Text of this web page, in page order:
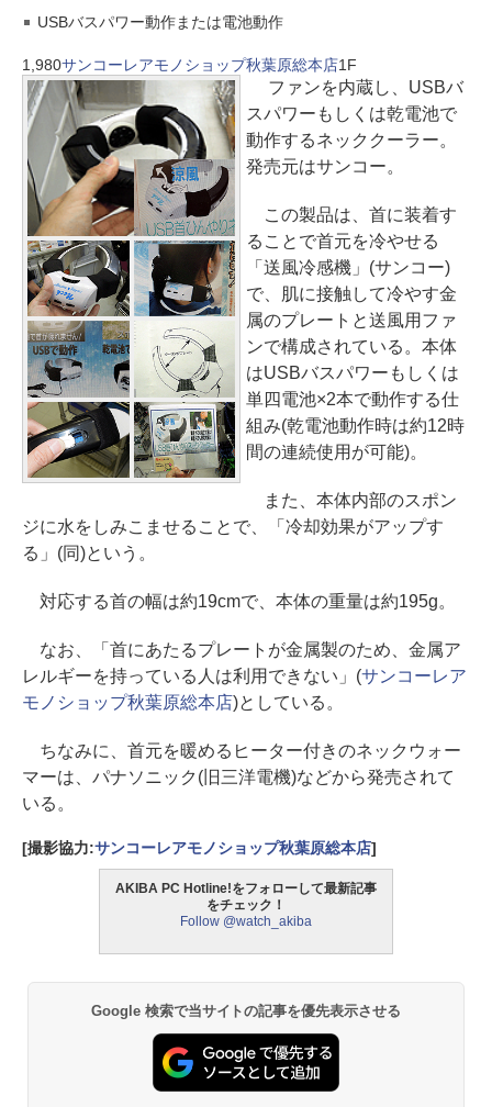
USBバスパワー動作または電池動作
1,980サンコーレアモノショップ秋葉原総本店1F
ファンを内蔵し、USBバ
スパワーもしくは乾電池で
動作するネッククーラー。
発売元はサンコー。
この製品は、首に装着す
ることで首元を冷やせる
「送風冷感機」(サンコー)
で、肌に接触して冷やす金
属のプレートと送風用ファ
ンで構成されている。本体
はUSBバスパワーもしくは
単四電池×2本で動作する仕
組み(乾電池動作時は約12時
間の連続使用が可能)。
また、本体内部のスポン
ジに水をしみこませることで、「冷却効果がアップす
る」(同)という。
対応する首の幅は約19cmで、本体の重量は約195g。
なお、「首にあたるプレートが金属製のため、金属ア
レルギーを持っている人は利用できない」(サンコーレア
モノショップ秋葉原総本店)としている。
ちなみに、首元を暖めるヒーター付きのネックウォー
マーは、パナソニック(旧三洋電機)などから発売されて
いる。
[撮影協力:サンコーレアモノショップ秋葉原総本店]
AKIBA PC Hotline!をフォローして最新記事
をチェック！
Follow @watch_akiba
Google 検索で当サイトの記事を優先表示させる